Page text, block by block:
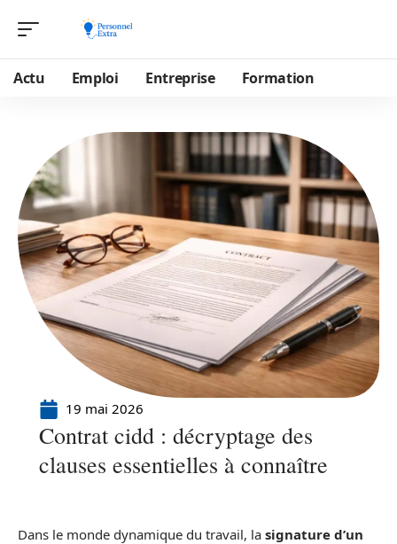
Actu Emploi Entreprise Formation
19 mai 2026
Contrat cidd : décryptage des
clauses essentielles à connaître
Dans le monde dynamique du travail, la signature d’un